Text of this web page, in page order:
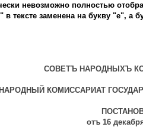
невозможно полностью
в тексте заменена на букву "е", а
СОВЕТЪ НАРОДНЫХЪ
НАРОДНЫЙ КОМИССАРИАТ
отъ 16